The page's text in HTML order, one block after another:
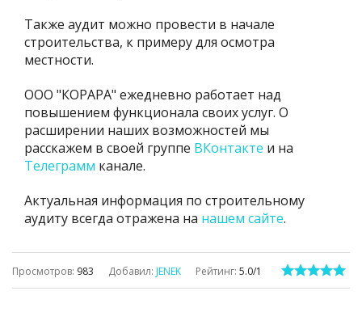
Также аудит можно провести в начале
строительства, к примеру для осмотра
местности.
ООО "КОРАРА" ежедневно работает над
повышением функционала своих услуг. О
расширении наших возможностей мы
расскажем в своей группе ВКонтакте и на
Телеграмм канале.
Актуальная информация по строительному
аудиту всегда отражена на нашем сайте.
Просмотров: 983 Добавил: JENEK Рейтинг: 5.0/1